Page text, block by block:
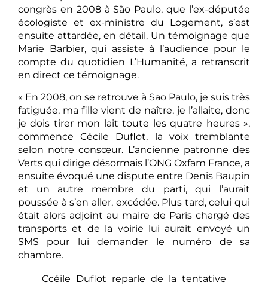
congrès en 2008 à São Paulo, que l’ex-députée
écologiste et ex-ministre du Logement, s’est
ensuite attardée, en détail. Un témoignage que
Marie Barbier, qui assiste à l’audience pour le
compte du quotidien L’Humanité, a retranscrit
en direct ce témoignage.
« En 2008, on se retrouve à Sao Paulo, je suis très
fatiguée, ma fille vient de naître, je l’allaite, donc
je dois tirer mon lait toute les quatre heures »,
commence Cécile Duflot, la voix tremblante
selon notre consœur. L’ancienne patronne des
Verts qui dirige désormais l’ONG Oxfam France, a
ensuite évoqué une dispute entre Denis Baupin
et un autre membre du parti, qui l’aurait
poussée à s’en aller, excédée. Plus tard, celui qui
était alors adjoint au maire de Paris chargé des
transports et de la voirie lui aurait envoyé un
SMS pour lui demander le numéro de sa
chambre.
Ccéile Duflot reparle de la tentative